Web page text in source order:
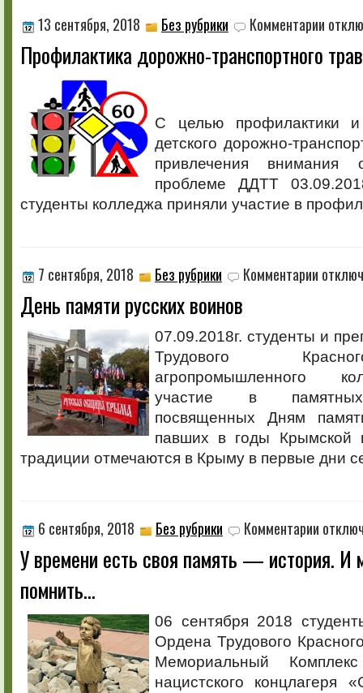
13 сентября, 2018 Без рубрики Комментарии записи
дорожно-
Профилактика дорожно-транспортного
С целью профилактики
детского дорожно-
привлечения внимания
проблеме ДДТТ
студенты колледжа приняли участие в
7 сентября, 2018 Без рубрики Комментарии записи
воинов
День памяти русских воинов
07.09.2018г. студенты и
Трудового
агропромышленного
участие в памятных
посвященных Дням
павших в годы Крымской
традиции отмечаются в Крыму в первые дни
6 сентября, 2018 Без рубрики Комментарии записи
У
времени
—
история.
мы
должны
У времени есть своя память — история.
помнить…
06 сентября 2018
Ордена Трудового
Мемориальный
нацистского концлагеря